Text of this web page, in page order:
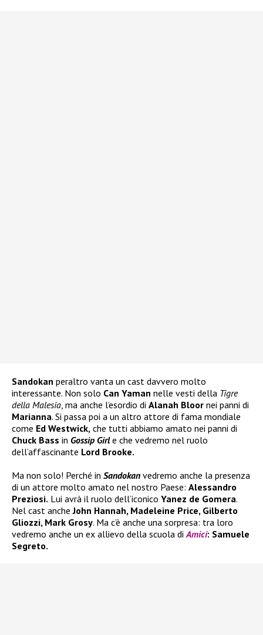
Sandokan peraltro vanta un cast davvero molto
interessante. Non solo Can Yaman nelle vesti della Tigre
della Malesia , ma anche l’esordio di Alanah Bloor nei panni di
Marianna. Si passa poi a un altro attore di fama mondiale
come Ed Westwick, che tutti abbiamo amato nei panni di
Chuck Bass in Gossip Girle che vedremo nel ruolo
dell’affascinante Lord Brooke.
Ma non solo! Perché in Sandokan vedremo anche la presenza
di un attore molto amato nel nostro Paese: Alessandro
Preziosi. Lui avrà il ruolo dell’iconico Yanez de Gomera.
Nel cast ancheJohn Hannah, Madeleine Price, Gilberto
Gliozzi, Mark Grosy. Ma c’è anche una sorpresa: tra loro
vedremo anche un ex allievo della scuola di Amici: Samuele
Segreto.